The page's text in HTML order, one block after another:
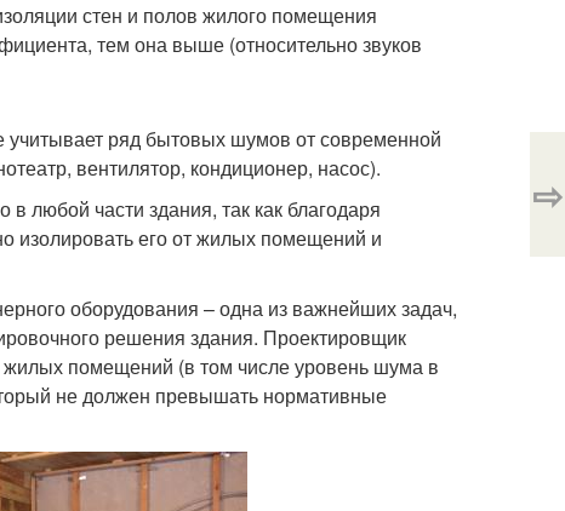
стен и полов жилого помещения
тем она выше (относительно звуков
учитывает ряд бытовых шумов от современной
вентилятор, кондиционер, насос).
части здания, так как благодаря
изолировать его от жилых помещений и
оборудования – одна из важнейших задач,
решения здания. Проектировщик
жилых помещений (в том числе уровень шума в
не должен превышать нормативные
⇨